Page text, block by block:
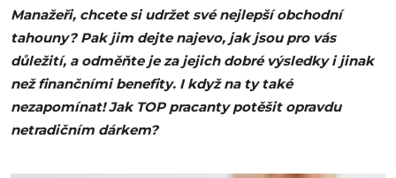
Manažeři, chcete si udržet své nejlepší obchodní
tahouny? Pak jim dejte najevo, jak jsou pro vás
důležití, a odměňte je za jejich dobré výsledky i jinak
než finančními benefity. I když na ty také
nezapomínat! Jak TOP pracanty potěšit opravdu
netradičním dárkem?